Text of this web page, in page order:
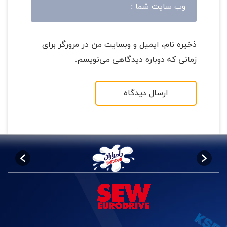
ذخیره نام، ایمیل و وبسایت من در مرورگر برای
زمانی که دوباره دیدگاهی می‌نویسم.